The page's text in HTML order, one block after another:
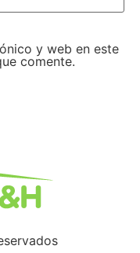
y web en este
comente.